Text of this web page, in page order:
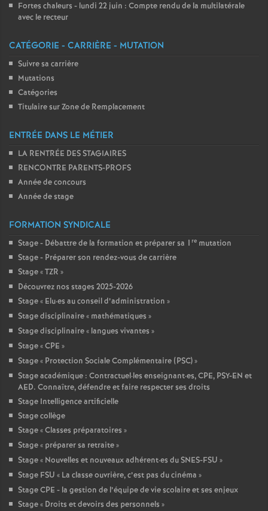
Fortes chaleurs - lundi 22 juin : Compte rendu de la multilatérale
avec le recteur
CATÉGORIE - CARRIÈRE - MUTATION
Suivre sa carrière
Mutations
Catégories
Titulaire sur Zone de Remplacement
ENTRÉE DANS LE MÉTIER
LA RENTRÉE DES STAGIAIRES
RENCONTRE PARENTS-PROFS
Année de concours
Année de stage
FORMATION SYNDICALE
Stage - Débattre de la formation et préparer sa 1 re mutation
Stage - Préparer son rendez-vous de carrière
Stage «TZR »
Découvrez nos stages 2025-2026
Stage « Elu·es au conseil d’administration »
Stage disciplinaire « mathématiques »
Stage disciplinaire « langues vivantes »
Stage «CPE »
Stage « Protection Sociale Complémentaire (PSC)»
Stage académique : Contractuel·les enseignant·es, CPE, PSY-EN et
AED. Connaître, défendre et faire respecter ses droits
Stage Intelligence artificielle
Stage collège
Stage «Classes préparatoires »
Stage « préparer sa retraite»
Stage « Nouvelles et nouveaux adhérent·es du SNES-FSU »
Stage FSU « La classe ouvrière, c’est pas du cinéma »
Stage CPE - la gestion de l’équipe de vie scolaire et ses enjeux
Stage « Droits et devoirs des personnels »